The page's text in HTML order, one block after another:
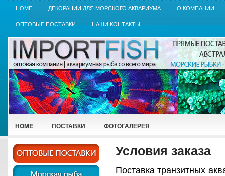
HOME ДЕКОРАЦИИ ДЛЯ МОРСКОГО АКВАРИУМА О КОМПАНИИ
ОПТОВЫЕ ПОСТАВКИ НАШИ КОНТАКТЫ
HOME ПОСТАВКИ ФОТОГАЛЕРЕЯ
Условия заказа
Поставка транзитных